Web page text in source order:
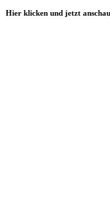
Hier klicken und jetzt